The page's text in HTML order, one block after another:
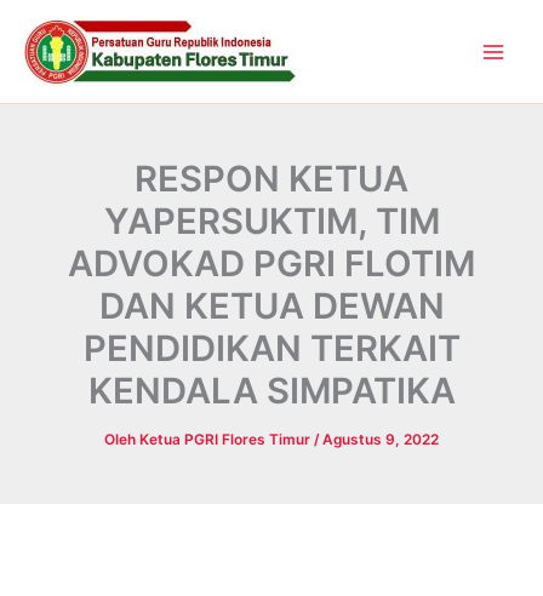
konten
RESPON KETUA
YAPERSUKTIM, TIM
ADVOKAD PGRI FLOTIM
DAN KETUA DEWAN
PENDIDIKAN TERKAIT
KENDALA SIMPATIKA
Oleh Ketua PGRI Flores Timur /Agustus 9, 2022